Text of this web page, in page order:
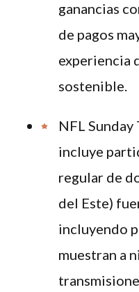
ganancias
de pagos
experiencia
sostenible.
NFL Sunday
incluye
regular de
del Este)
incluyendo
muestran a